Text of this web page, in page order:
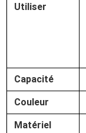
Utiliser
Capacité
Couleur
Matériel